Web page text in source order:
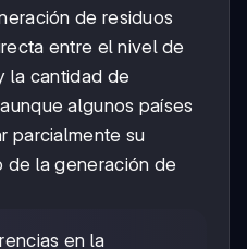
de residuos
entre el nivel de
la cantidad de
algunos países
parcialmente su
de la generación de
en la